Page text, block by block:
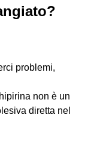
problemi,
non è un
diretta nel